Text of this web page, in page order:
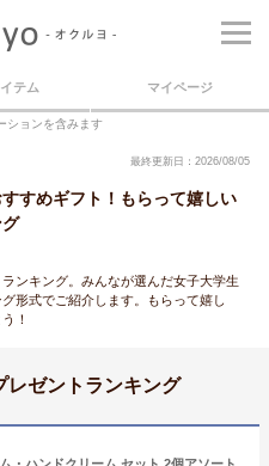
テム マイページ
ションを含みます
最終更新日：2026/08/05
すめギフト！もらって嬉しい
ンキング。みんなが選んだ女子大学生
形式でご紹介します。もらって嬉し
！
レゼントランキング